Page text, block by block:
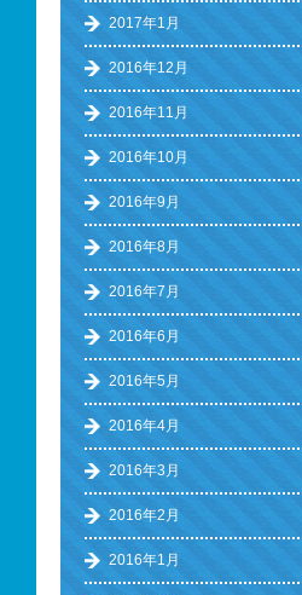
2017年1月
2016年12月
2016年11月
2016年10月
2016年9月
2016年8月
2016年7月
2016年6月
2016年5月
2016年4月
2016年3月
2016年2月
2016年1月